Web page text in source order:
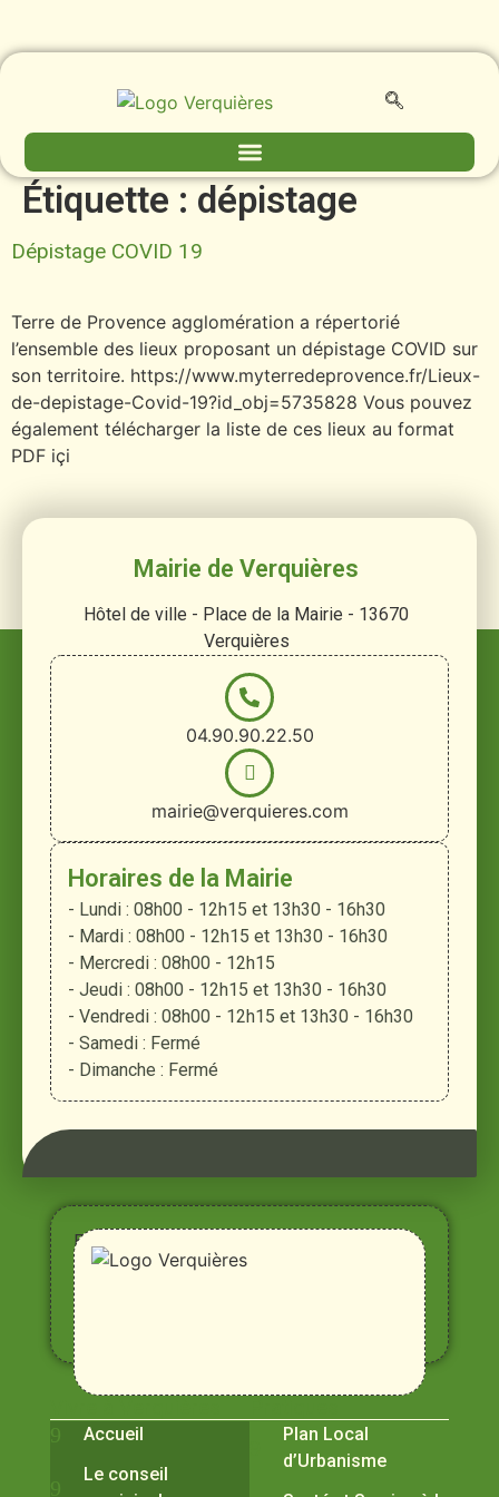
Étiquette : dépistage
Dépistage COVID 19
Terre de Provence agglomération a répertorié
l’ensemble des lieux proposant un dépistage COVID sur
son territoire. https://www.myterredeprovence.fr/Lieux-
de-depistage-Covid-19?id_obj=5735828 Vous pouvez
également télécharger la liste de ces lieux au format
PDF içi
Mairie de Verquières
Hôtel de ville - Place de la Mairie - 13670
Verquières
04.90.90.22.50
mairie@verquieres.com
Horaires de la Mairie
- Lundi : 08h00 - 12h15 et 13h30 - 16h30
- Mardi : 08h00 - 12h15 et 13h30 - 16h30
- Mercredi : 08h00 - 12h15
- Jeudi : 08h00 - 12h15 et 13h30 - 16h30
- Vendredi : 08h00 - 12h15 et 13h30 - 16h30
- Samedi : Fermé
- Dimanche : Fermé
Entre
Rhône,
Alpilles
et
Durance
Accueil
Le conseil
Plan Local
d’Urbanisme